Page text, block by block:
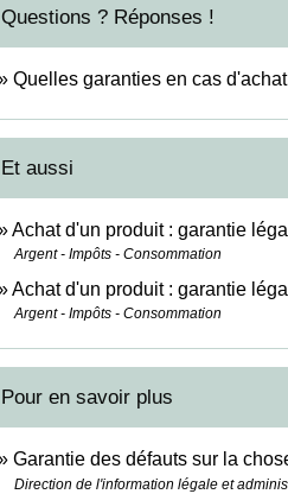
Questions ? Réponses !
Quelles garanties en cas
Et aussi
Achat d'un produit : garantie
Argent - Impôts - Consommation
Achat d'un produit : garantie
Argent - Impôts - Consommation
Pour en savoir plus
Garantie des défauts sur la
Direction de l'information légale et